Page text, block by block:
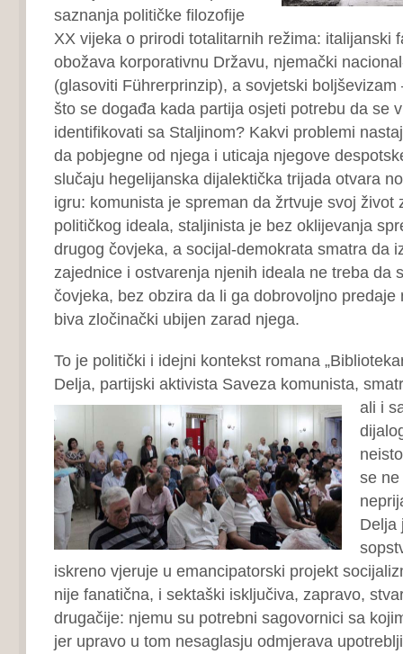
saznanja političke filozofije
XX vijeka o prirodi totalitarnih režima: italijanski
obožava korporativnu Državu, njemački
(glasoviti Führerprinzip), a sovjetski boljševizam
što se događa kada partija osjeti potrebu da se
identifikovati sa Staljinom? Kakvi problemi
da pobjegne od njega i uticaja njegove
slučaju hegelijanska dijalektička trijada otvara
igru: komunista je spreman da žrtvuje svoj život
političkog ideala, staljinista je bez oklijevanja
drugog čovjeka, a socijal-demokrata smatra da
zajednice i ostvarenja njenih ideala ne treba da
čovjeka, bez obzira da li ga dobrovoljno predaje
biva zločinački ubijen zarad njega.
To je politički i idejni kontekst romana
Delja, partijski aktivista Saveza komunista,
ali i
se
Delja
iskreno vjeruje u emancipatorski projekt
nije fanatična, i sektaški isključiva, zapravo,
drugačije: njemu su potrebni sagovornici sa
jer upravo u tom nesaglasju odmjerava